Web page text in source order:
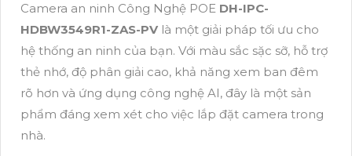
Camera an ninh Công Nghệ POE DH-IPC-
HDBW3549R1-ZAS-PV là một giải pháp tối ưu cho
hệ thống an ninh của bạn. Với màu sắc sặc sỡ, hỗ trợ
thẻ nhớ, độ phân giải cao, khả năng xem ban đêm
rõ hơn và ứng dụng công nghệ AI, đây là một sản
phẩm đáng xem xét cho việc lắp đặt camera trong
nhà.